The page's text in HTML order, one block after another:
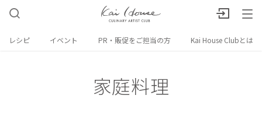
レシピ イベント PR・販促をご担当の方 Kai House Clubとは
家庭料理